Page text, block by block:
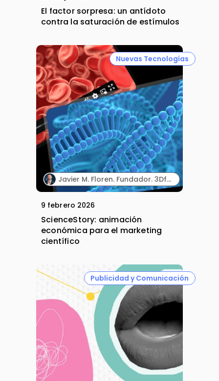
El factor sorpresa: un antídoto
contra la saturación de estímulos
Nuevas Tecnologías
Javier M. Floren. Fundador. 3DforScience.
9 febrero 2026
ScienceStory: animación
económica para el marketing
científico
Publicidad y Comunicación